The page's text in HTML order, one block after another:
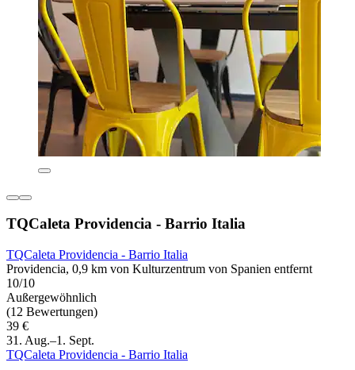
TQCaleta Providencia - Barrio Italia
TQCaleta Providencia - Barrio Italia
Providencia, 0,9 km von Kulturzentrum von Spanien entfernt
10/10
Außergewöhnlich
(12 Bewertungen)
39 €
31. Aug.–1. Sept.
TQCaleta Providencia - Barrio Italia